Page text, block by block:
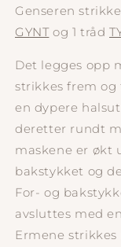
Genseren
GYNTog 1 tråd
Det legges opp
strikkes frem og
en dypere
deretter rundt
maskene er økt
bakstykket og
For- og
avsluttes med
Ermene